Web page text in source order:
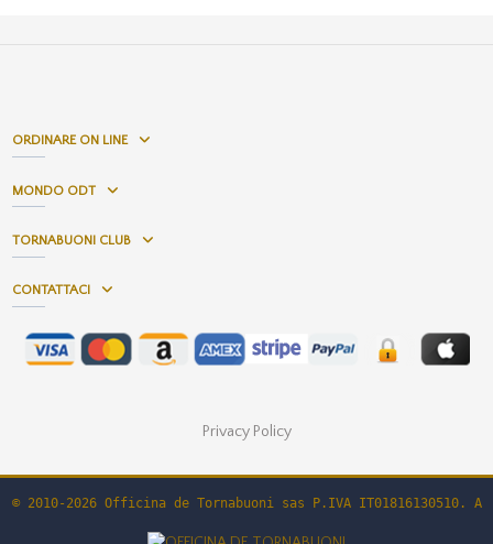
ORDINARE ON LINE
MONDO ODT
TORNABUONI CLUB
CONTATTACI
Privacy Policy
© 2010-2026 Officina de Tornabuoni sas P.IVA IT01816130510.